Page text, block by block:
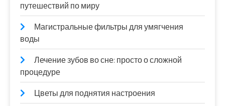
путешествий по миру
Магистральные фильтры для умягчения
воды
Лечение зубов во сне: просто о сложной
процедуре
Цветы для поднятия настроения